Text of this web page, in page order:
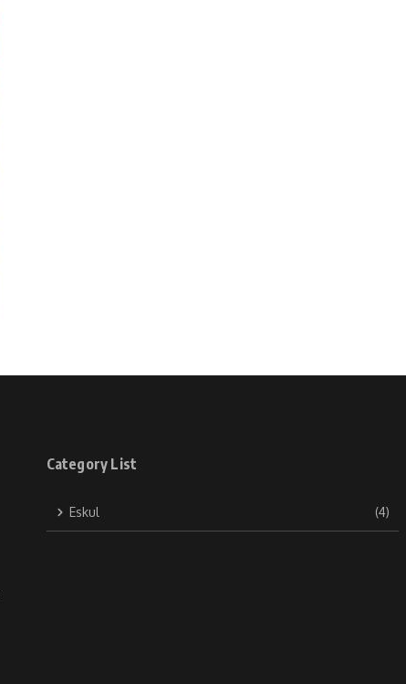
Category List
Eskul (4)